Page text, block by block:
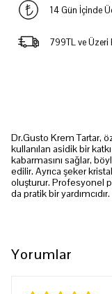
14 Gün İçinde
799TL ve Üzeri
Dr.Gusto Krem Tartar,
kullanılan asidik bir
kabarmasını sağlar,
edilir. Ayrıca şeker
oluşturur. Profesyonel
da pratik bir yardımcıdır.
Yorumlar